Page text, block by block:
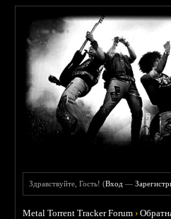
Здравствуйте, Гость! (Вход —
Metal Torrent Tracker Forum ›